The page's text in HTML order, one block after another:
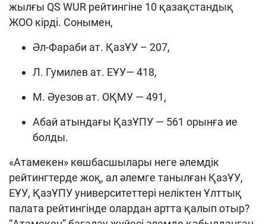
жылғы QS WUR рейтингіне 10 қазақстандық
ЖОО кірді. Сонымен,
Әл-Фараби ат. ҚазҰУ – 207,
Л. Гумилев ат. ЕҰУ— 418,
М. Әуезов ат. ОҚМУ — 491,
Абай атындағы ҚазҰПУ — 561 орынға ие
болды.
«Атамекен» көшбасшылары неге әлемдік
рейтингтерде жоқ, ал әлемге танылған ҚазҰУ,
ЕҰУ, ҚазҰПУ университеттері неліктен Ұлттық
палата рейтингінде олардан артта қалып отыр?